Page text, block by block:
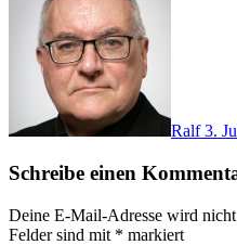
Ralf3.
Schreibe einen
Deine E-Mail-Adresse wird
Felder sind mit * markiert